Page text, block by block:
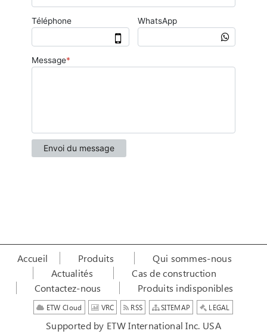
Accueil Produits
Qui sommes-nous
Actualités
Cas de construction
Contactez-nous
Produits indisponibles
ETW Cloud VRC RSS SITEMAP LEGAL
Supported by ETW International Inc. USA